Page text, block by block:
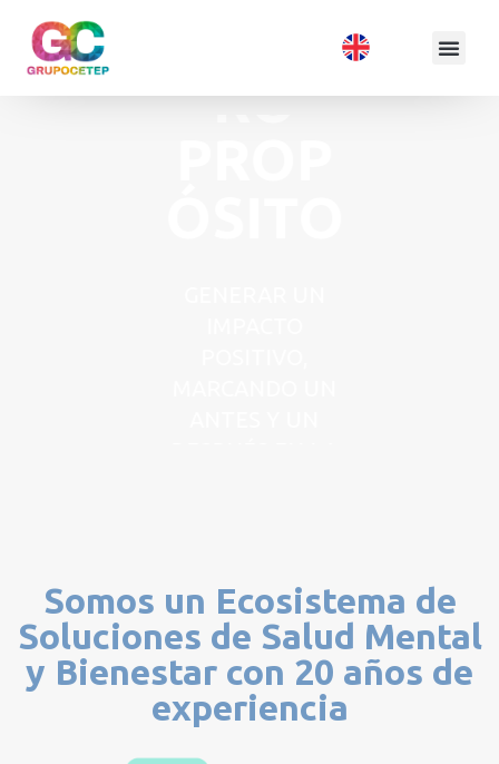
NUEST
RO
Somos un Ecosistema de
Soluciones de Salud Mental
y Bienestar con 20 años de
experiencia